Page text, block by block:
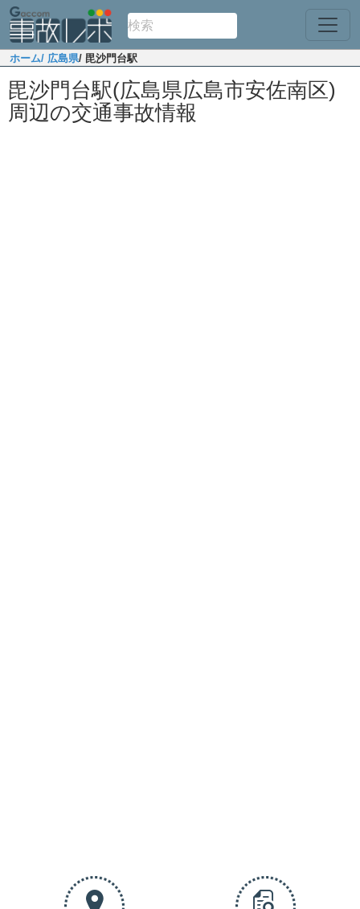
ホーム/ 広島県/ 毘沙門台駅
毘沙門台駅(広島県広島市安佐南区)
周辺の交通事故情報